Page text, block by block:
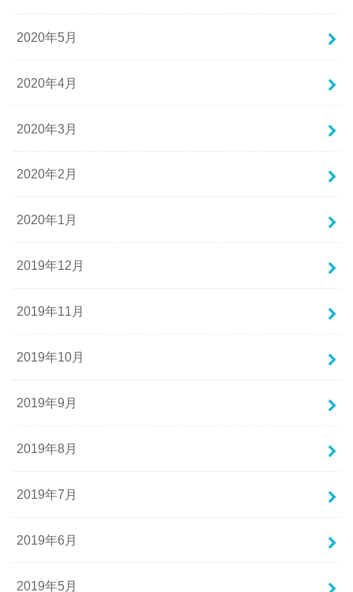
2020年5月
2020年4月
2020年3月
2020年2月
2020年1月
2019年12月
2019年11月
2019年10月
2019年9月
2019年8月
2019年7月
2019年6月
2019年5月